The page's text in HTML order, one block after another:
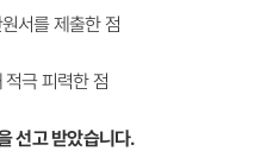
서를 제출한 점
극 피력한 점
선고 받았습니다.